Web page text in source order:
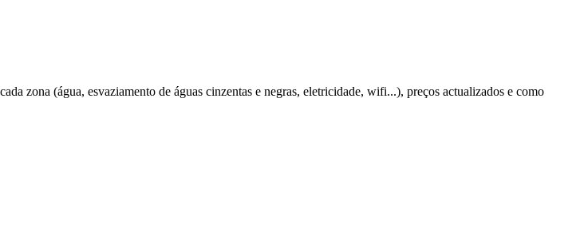
zona (água, esvaziamento de águas cinzentas e negras, eletricidade, wifi...), preços actualizados e como